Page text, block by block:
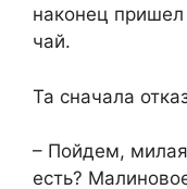
наконец пришел
чай.
Та сначала
– Пойдем,
есть?